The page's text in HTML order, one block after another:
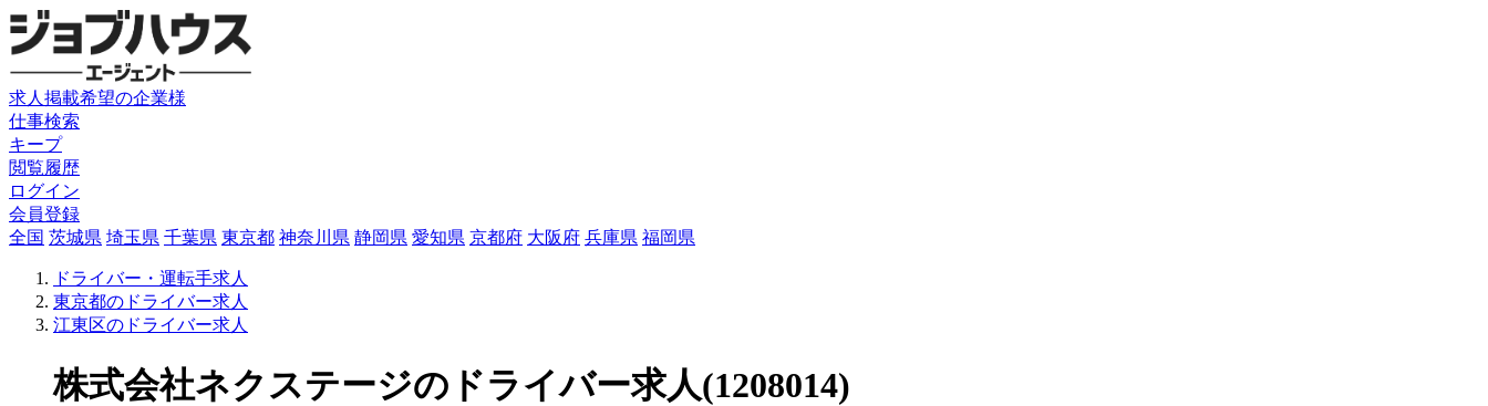
求人掲載希望の企業様
仕事検索
キープ
閲覧履歴
ログイン
会員登録
全国 茨城県 埼玉県 千葉県 東京都 神奈川県 静岡県 愛知県 京都府 大阪府 兵庫県 福岡県
ドライバー・運転手求人
東京都のドライバー求人
江東区のドライバー求人
株式会社ネクステージのドライバー求人(1208014)